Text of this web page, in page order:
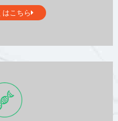
はこちら